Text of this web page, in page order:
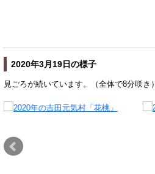
2020年3月19日の様子
見ごろが続いています。（全体で8分咲き）